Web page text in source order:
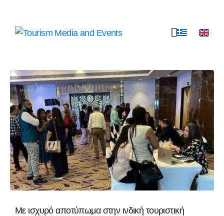
Άνοιγμα στην Ινδία για
Με ισχυρό αποτύπωμα στην ινδική τουριστική